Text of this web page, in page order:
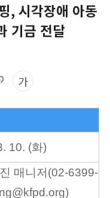
, 시각장애 아동
기금 전달
가
10. (화)
매니저(02-6399-